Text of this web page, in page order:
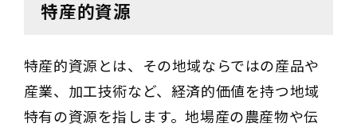
特産的資源
特産的資源とは、その地域ならではの産品や
産業、加工技術など、経済的価値を持つ地域
特有の資源を指します。地場産の農産物や伝